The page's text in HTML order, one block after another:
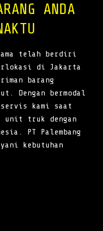
ANDA
telah berdiri
di Jakarta
barang
Dengan bermodal
kami saat
unit truk dengan
PT Palembang
kebutuhan